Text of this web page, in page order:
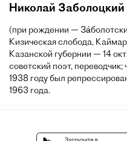
Николай Заболоцкий
(при рождении —
Кизическая слобода,
Казанской губернии — 14
советский поэт,
1938 году был
1963 года.